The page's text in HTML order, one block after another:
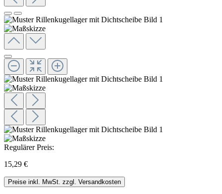
Regulärer Preis:
15,29 €
Preise inkl. MwSt. zzgl. Versandkosten